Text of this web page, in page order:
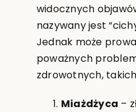
widocznych
nazywany jest
Jednak może
poważnych
zdrowotnych,
Miażdżyca –